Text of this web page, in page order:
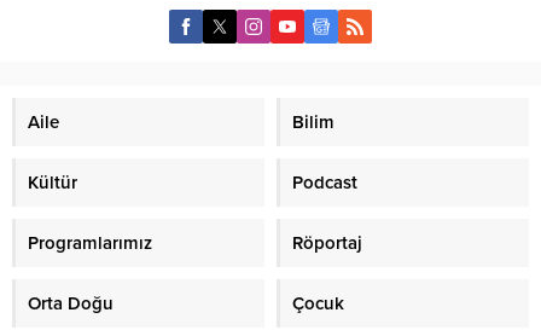
yorumlayalım. { Tam 55 yıldır evli
ünlü şarkıcı Dolly Parton: “Tanrı
Aile Bilim
Kültür Podcast
Programlarımız Röportaj
Orta Doğu Çocuk